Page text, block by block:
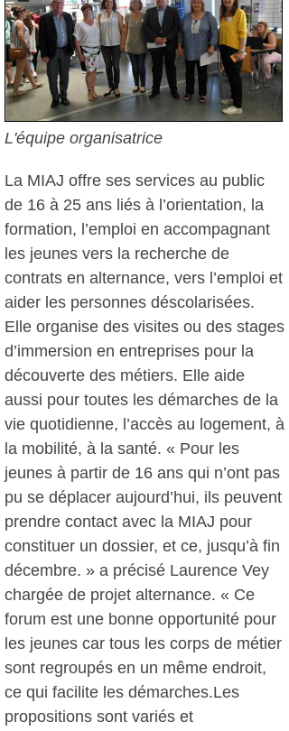
L'équipe organisatrice
La MIAJ offre ses services au public
de 16 à 25 ans liés à l’orientation, la
formation, l’emploi en accompagnant
les jeunes vers la recherche de
contrats en alternance, vers l’emploi et
aider les personnes déscolarisées.
Elle organise des visites ou des stages
d’immersion en entreprises pour la
découverte des métiers. Elle aide
aussi pour toutes les démarches de la
vie quotidienne, l’accès au logement, à
la mobilité, à la santé. « Pour les
jeunes à partir de 16 ans qui n’ont pas
pu se déplacer aujourd’hui, ils peuvent
prendre contact avec la MIAJ pour
constituer un dossier, et ce, jusqu’à fin
décembre. » a précisé Laurence Vey
chargée de projet alternance. « Ce
forum est une bonne opportunité pour
les jeunes car tous les corps de métier
sont regroupés en un même endroit,
ce qui facilite les démarches.Les
propositions sont variés et